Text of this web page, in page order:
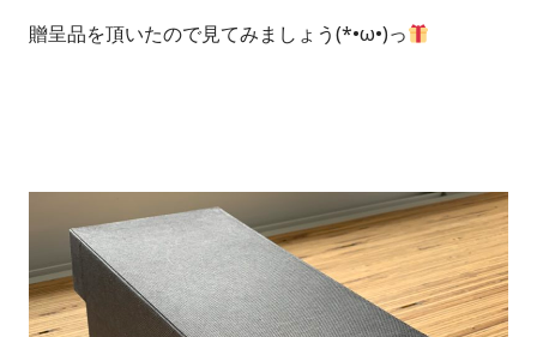
贈呈品を頂いたので見てみましょう(*•ω•)っ